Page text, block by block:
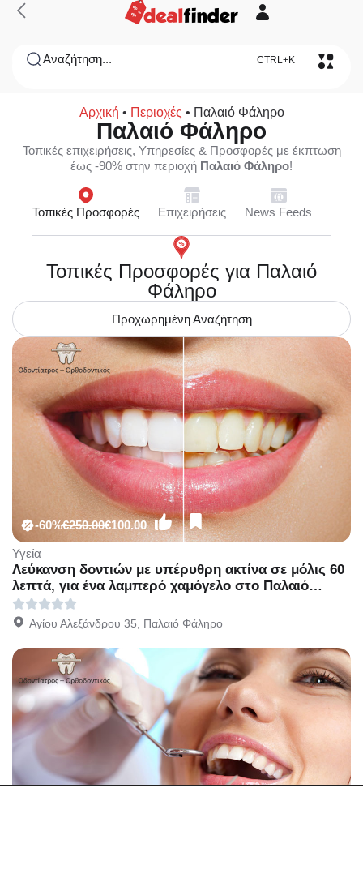
Αναζήτηση... CTRL+K
Αρχική • Περιοχές • Παλαιό Φάληρο
Παλαιό Φάληρο
Τοπικές επιχειρήσεις, Υπηρεσίες & Προσφορές με έκπτωση
έως -90% στην περιοχή Παλαιό Φάληρο!
Τοπικές Προσφορές Επιχειρήσεις News Feeds
Τοπικές Προσφορές για Παλαιό
Φάληρο
Προχωρημένη Αναζήτηση
-60%€250.00€100.00
Υγεία
Λεύκανση δοντιών με υπέρυθρη ακτίνα σε μόλις 60
λεπτά, για ένα λαμπερό χαμόγελο στο Παλαιό
Φάληρο
Αγίου Αλεξάνδρου 35, Παλαιό Φάληρο